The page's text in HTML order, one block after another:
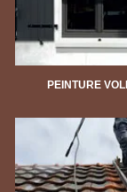
PEINTURE